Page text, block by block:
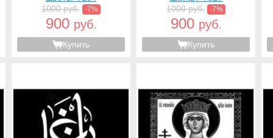
1000 руб. -7%
900 руб.
Купить
1000 руб. -7%
900 руб.
Купить